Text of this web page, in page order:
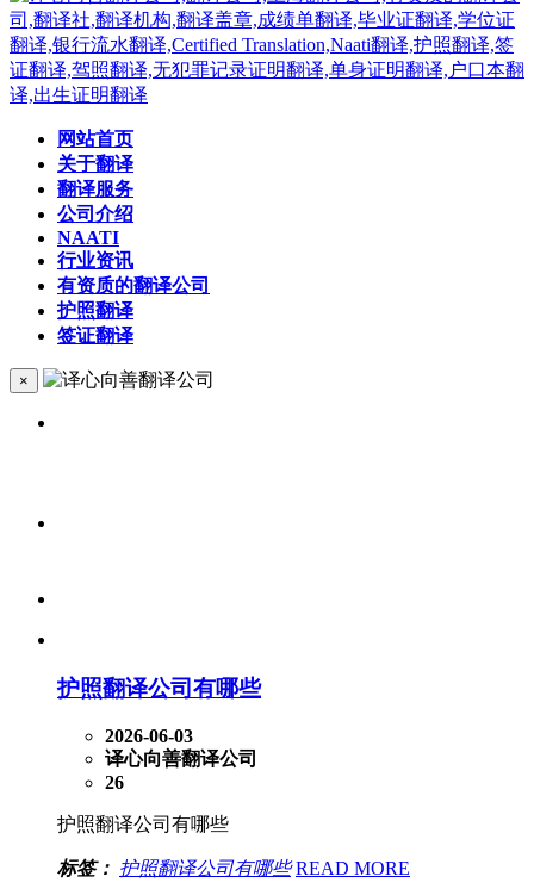
网站首页
关于翻译
翻译服务
公司介绍
NAATI
行业资讯
有资质的翻译公司
护照翻译
签证翻译
×
护照翻译公司有哪些
2026-06-03
译心向善翻译公司
26
护照翻译公司有哪些
标签： 护照翻译公司有哪些 READ MORE